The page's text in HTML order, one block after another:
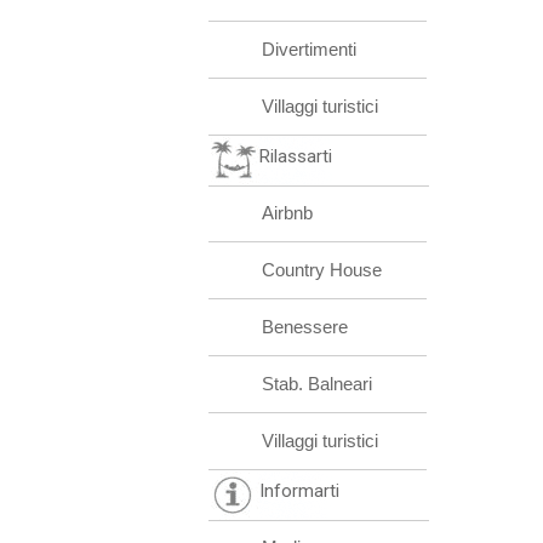
Divertimenti
Villaggi turistici
Rilassarti
Airbnb
Country House
Benessere
Stab. Balneari
Villaggi turistici
Informarti